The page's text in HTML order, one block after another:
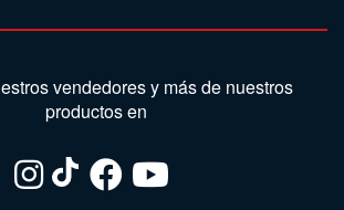
vendedores y más de nuestros
productos en